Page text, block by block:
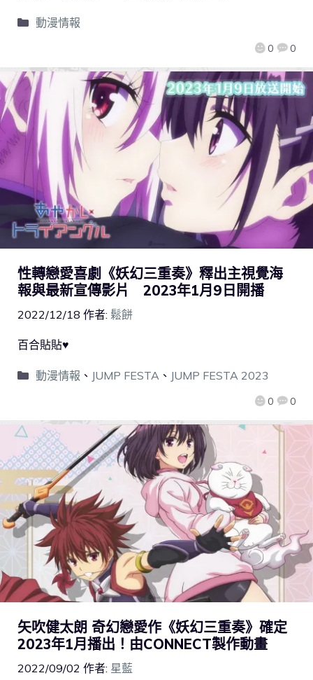
0 0
動漫情報
性轉戀愛喜劇《妖幻三重奏》釋出主視覺海
報與最新宣傳影片 2023年1月9日開播
2022/12/18 作者: 鬆餅
0 0
百合貼貼♥
動漫情報 、 JUMP FESTA、 JUMP FESTA 2023
矢吹健太朗 奇幻戀愛作《妖幻三重奏》確定
2023年1月播出！由CONNECT製作動畫
2022/09/02 作者: 星藍